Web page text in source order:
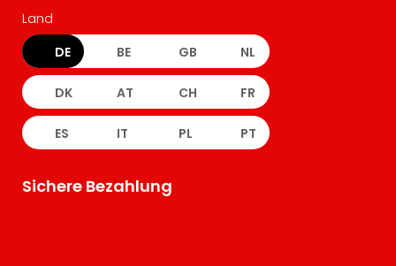
Land
DE BE GB NL
DK AT CH FR
ES IT PL PT
Sichere Bezahlung